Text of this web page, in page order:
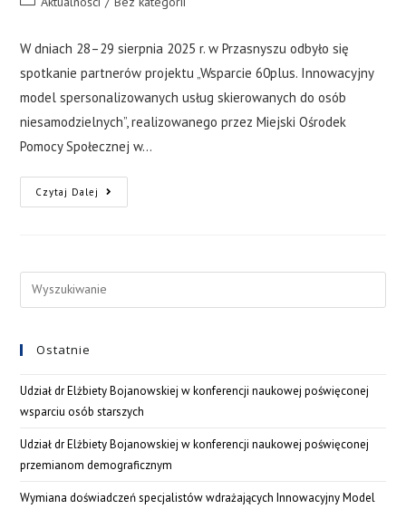
W dniach 28–29 sierpnia 2025 r. w Przasnyszu odbyło się
spotkanie partnerów projektu „Wsparcie 60plus. Innowacyjny
model spersonalizowanych usług skierowanych do osób
niesamodzielnych”, realizowanego przez Miejski Ośrodek
Pomocy Społecznej w…
Czytaj Dalej
Ostatnie
Udział dr Elżbiety Bojanowskiej w konferencji naukowej poświęconej
wsparciu osób starszych
Udział dr Elżbiety Bojanowskiej w konferencji naukowej poświęconej
przemianom demograficznym
Wymiana doświadczeń specjalistów wdrażających Innowacyjny Model